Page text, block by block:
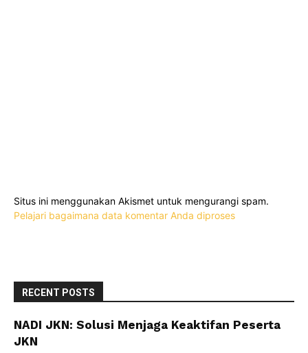
Situs ini menggunakan Akismet untuk mengurangi spam.
Pelajari bagaimana data komentar Anda diproses
RECENT POSTS
NADI JKN: Solusi Menjaga Keaktifan Peserta
JKN